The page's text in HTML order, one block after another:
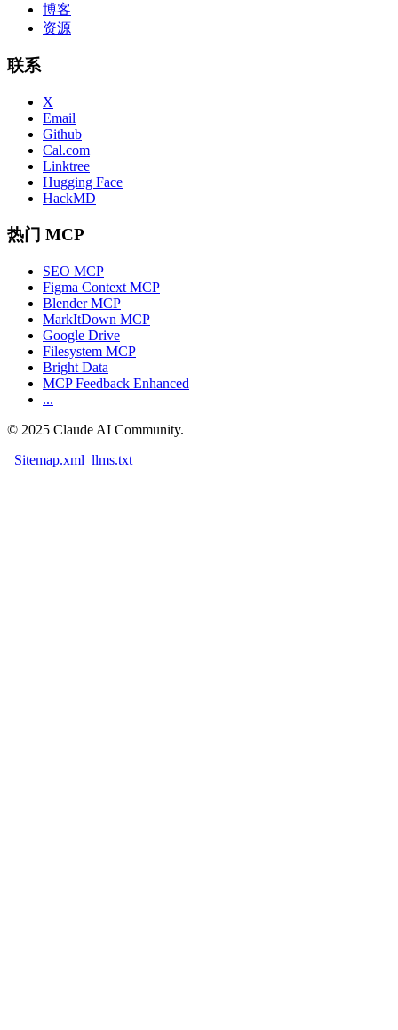
博客
资源
联系
X
Email
Github
Cal.com
Linktree
Hugging Face
HackMD
热门 MCP
SEO MCP
Figma Context MCP
Blender MCP
MarkItDown MCP
Google Drive
Filesystem MCP
Bright Data
MCP Feedback Enhanced
...
© 2025 Claude AI Community.
Sitemap.xml llms.txt